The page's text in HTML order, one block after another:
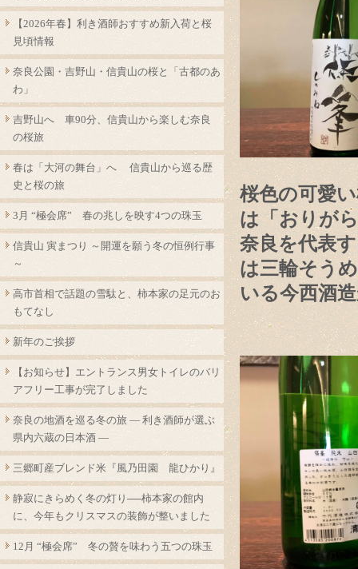
桜色の可愛
は「おりが
奈良を代表
は三輪そう
いる今西酒
【2026年春】利き酒師おすすめ新入荷と桜
見頃情報
奈良公園・吉野山・信貴山の桜と「古都のあ
わ」
吉野山へ 車90分、信貴山から楽しむ奈良
の桜旅
春は「大河の舞台」へ 信貴山から巡る歴
史と桜の旅
3月 “極会席” 春の兆しを映す4つの珠玉
信貴山 寅まつり ～開運を願う冬の恒例行事
～
高市首相で話題の雪駄と、柿本家の足元のお
もてなし
新年のご挨拶
【お知らせ】エントランス男女トイレのバリ
アフリー工事が完了しました
奈良の地酒を巡る冬の旅 ― 利き酒師が選ぶ
県内六蔵の日本酒 ―
三郷町産ブレンド米『風乃田園 龍ひかり』
静寂にきらめく冬の灯り──柿本家の館内
に、今年もクリスマスの装飾が整いました
12月 “極会席” 冬の贅を味わう五つの珠玉